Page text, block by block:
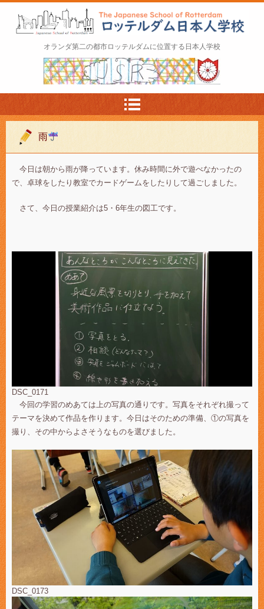
ロッテルダム日本人学校 The Japanese Schoo
l of Rotterdam
オランダ第二の都市ロッテルダムに位置する日本人学校
雨
今日は朝から雨が降っています。休み時間に外で遊べなかったの
で、卓球をしたり教室でカードゲームをしたりして過ごしました。
さて、今日の授業紹介は5・6年生の図工です。
DSC_0171
今回の学習のめあては上の写真の通りです。写真をそれぞれ撮って
テーマを決めて作品を作ります。今日はそのための準備、①の写真を
撮り、その中からよさそうなものを選びました。
DSC_0173